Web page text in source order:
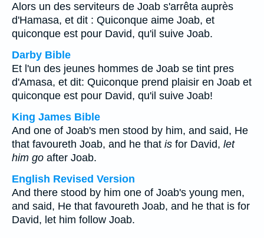
Alors un des serviteurs de Joab s'arrêta auprès
d'Hamasa, et dit : Quiconque aime Joab, et
quiconque est pour David, qu'il suive Joab.
Darby Bible
Et l'un des jeunes hommes de Joab se tint pres
d'Amasa, et dit: Quiconque prend plaisir en Joab et
quiconque est pour David, qu'il suive Joab!
King James Bible
And one of Joab's men stood by him, and said, He
that favoureth Joab, and he that is for David, let
him go after Joab.
English Revised Version
And there stood by him one of Joab's young men,
and said, He that favoureth Joab, and he that is for
David, let him follow Joab.